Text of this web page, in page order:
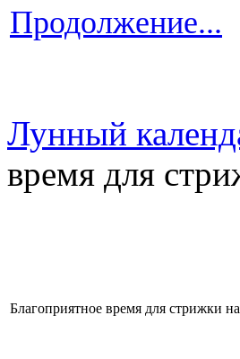
Продолжение...
Лунный
время для
Благоприятное время для стрижки